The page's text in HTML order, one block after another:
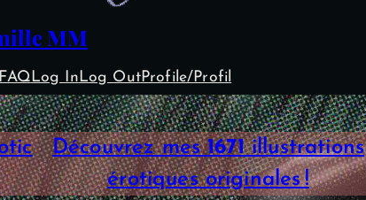
MM
FAQ Log In Log OutProfile/Profil
Découvrez mes1671illustrations
érotiques originales !